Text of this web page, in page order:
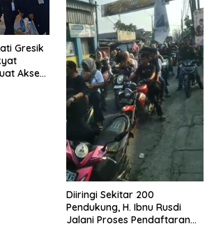
Gresik
Akses
Diiringi Sekitar 200
Pendukung, H. Ibnu Rusdi
Jalani Proses Pendaftaran